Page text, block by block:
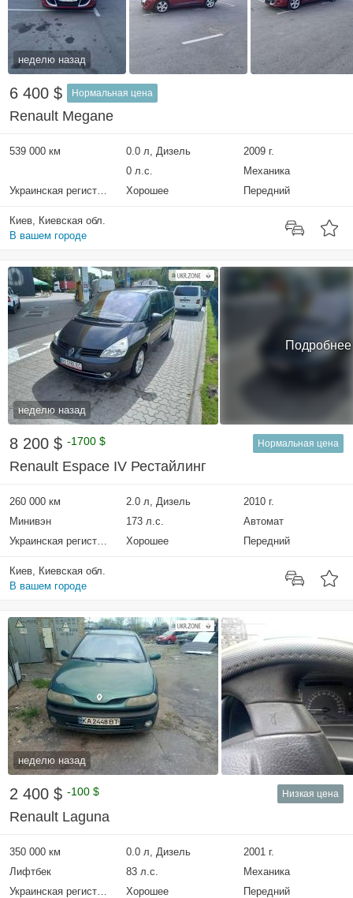
неделю назад
6 400 $ Нормальная цена
Renault Megane
539 000 км 0.0 л, Дизель
2009 г.
0 л.с.
Механика
Украинская регистрация
Хорошее Передний
Киев, Киевская обл.
В вашем городе
неделю назад
Подробнее
8 200 $ -1700 $ Нормальная цена
Renault Espace IV Рестайлинг
260 000 км 2.0 л, Дизель
2010 г.
Минивэн
173 л.с.
Автомат
Украинская регистрация
Хорошее Передний
Киев, Киевская обл.
В вашем городе
неделю назад
2 400 $ -100 $ Низкая цена
Renault Laguna
350 000 км 0.0 л, Дизель
2001 г.
Лифтбек
83 л.с.
Механика
Украинская регистрация
Хорошее Передний